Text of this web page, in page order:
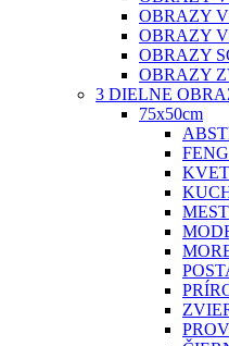
OBRAZY
OBRAZY
OBRAZY
OBRAZY
3 DIELNE
75x50cm